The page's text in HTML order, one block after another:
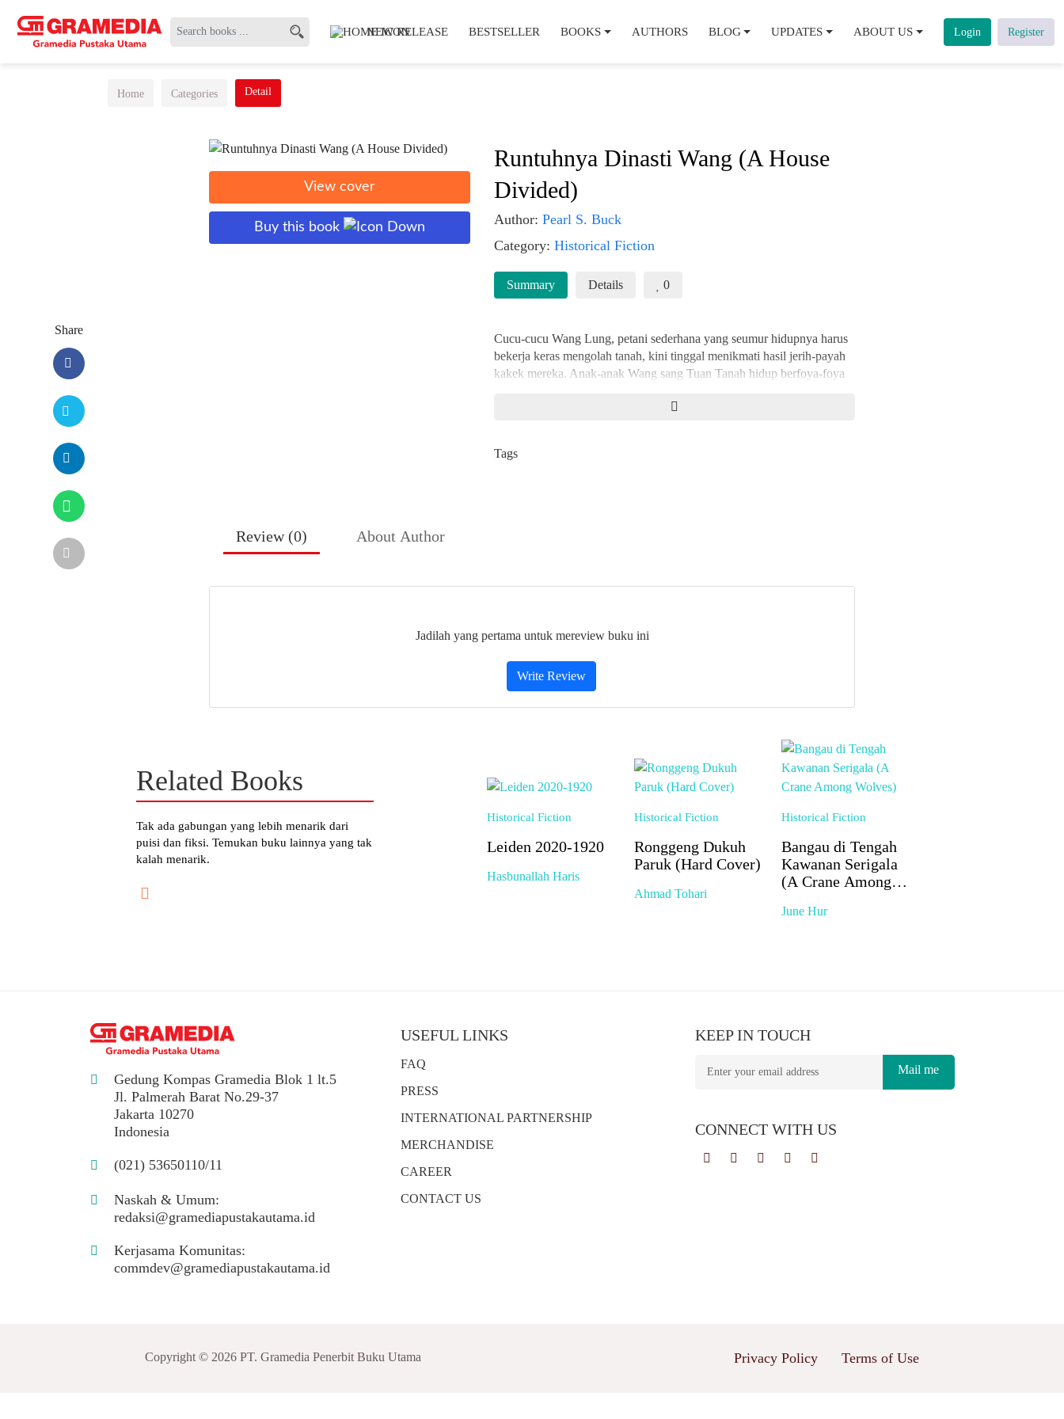
NEW RELEASE BESTSELLER BOOKS AUTHORS BLOG UPDATES ABOUT US Login Register
Share
Home Categories Detail
View cover
Buy this book
Runtuhnya Dinasti Wang (A House
Divided)
Author:Pearl S. Buck
Category:Historical Fiction
Summary Details 0
Cucu-cucu Wang Lung, petani sederhana yang seumur hidupnya harus
bekerja keras mengolah tanah, kini tinggal menikmati hasil jerih-payah
kakek mereka. Anak-anak Wang sang Tuan Tanah hidup berfoya-foya
istana, anak-anak Wang sang Saudagar tetap hidup sesuai tradisi lama,
Tags
Review (0) About Author
Jadilah yang pertama untuk mereview buku ini
Write Review
Related Books
Tak ada gabungan yang lebih menarik dari
puisi dan fiksi. Temukan buku lainnya yang tak
kalah menarik.
Historical Fiction
Leiden 2020-1920
Hasbunallah Haris
Historical Fiction
Ronggeng Dukuh
Paruk (Hard Cover)
Ahmad Tohari
Historical Fiction
Bangau di Tengah
Kawanan Serigala
(A Crane Among
June Hur
Gedung Kompas Gramedia Blok 1 lt.5
Jl. Palmerah Barat No.29-37
Jakarta 10270
Indonesia
(021) 53650110/11
Naskah & Umum:
redaksi@gramediapustakautama.id
Kerjasama Komunitas:
commdev@gramediapustakautama.id
USEFUL LINKS
FAQ
PRESS
INTERNATIONAL PARTNERSHIP
MERCHANDISE
CAREER
CONTACT US
KEEP IN TOUCH
Mail me
CONNECT WITH US
Copyright © 2026 PT. Gramedia Penerbit Buku Utama Privacy Policy Terms of Use